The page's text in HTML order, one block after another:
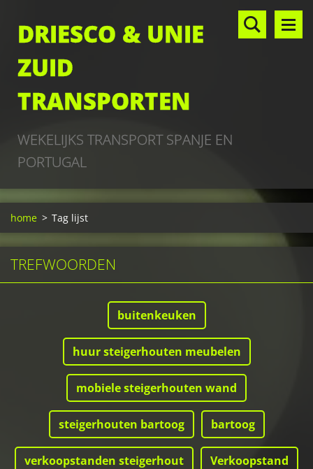
DRIESCO & UNIE
ZUID
TRANSPORTEN
WEKELIJKS TRANSPORT SPANJE EN
PORTUGAL
home > Tag lijst
TREFWOORDEN
buitenkeuken
huur steigerhouten meubelen
mobiele steigerhouten wand
steigerhouten bartoog bartoog
verkoopstanden steigerhout Verkoopstand